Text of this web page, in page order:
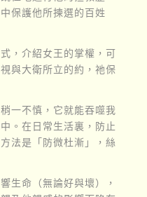
保護他所揀選的百姓
，介紹女王的掌權，可
與大衛所立的約，祂保
一不慎，它就能吞噬我
。在日常生活裏，防止
法是「防微杜漸」，絲
生命（無論好與壞），